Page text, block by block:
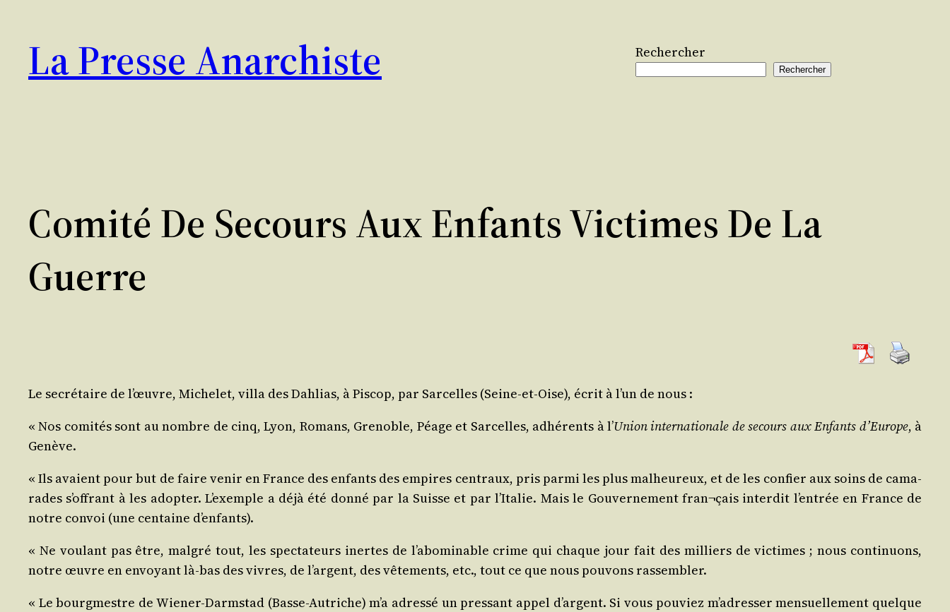
contenu
La Presse Anarchiste Rechercher
Rechercher
Comité De Secours Aux Enfants Victimes De La
Guerre
Le secré­taire de l’œuvre, Miche­let, vil­la des Dah­lias, à Piscop, par Sar­celles (Seine-et-Oise), écrit à l’un de nous :
« Nos comi­tés sont au nombre de cinq, Lyon, Romans, Gre­noble, Péage et Sar­celles, adhé­rents à l’Union inter­na­tio­nale de secours aux Enfants d’Europe, à
Genève.
« Ils avaient pour but de faire venir en France des enfants des empires cen­traux, pris par­mi les plus mal­heu­reux, et de les confier aux soins de cama­
rades s’offrant à les adop­ter. L’exemple a déjà été don­né par la Suisse et par l’Italie. Mais le Gou­ver­ne­ment fran¬çais inter­dit l’entrée en France de
notre convoi (une cen­taine d’enfants).
« Ne vou­lant pas être, mal­gré tout, les spec­ta­teurs inertes de l’abominable crime qui chaque jour fait des mil­liers de vic­times ; nous conti­nuons,
notre œuvre en envoyant là-bas des vivres, de l’argent, des vête­ments, etc., tout ce que nous pou­vons rassembler.
« Le bourg­mestre de Wie­ner-Darm­stad (Basse-Autriche) m’a adres­sé un pres­sant appel d’argent. Si vous pou­viez m’adresser men­suel­le­ment quelque